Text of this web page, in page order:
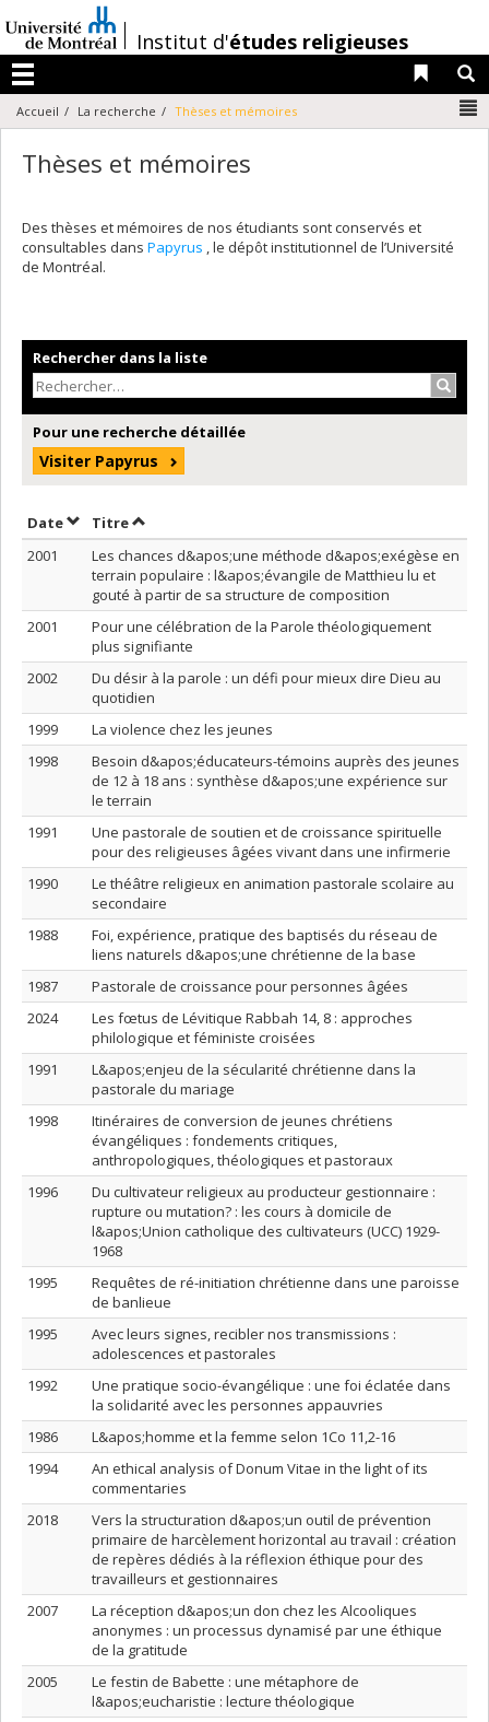
au
contenu
/Institut d'études religieuses
Menu
Liens
Accueil La recherche Thèses et mémoires
Thèses et mémoires
Des thèses et mémoires de nos étudiants sont conservés et
consultables dans Papyrus , le dépôt institutionnel de l’Université
de Montréal.
Rechercher dans la liste
Pour une recherche détaillée
Visiter Papyrus
DateTrier par date en ordre croissant
TitreTrier par titre en ordre croissant
2001
Les chances d&apos;une méthode d&apos;exégèse en
terrain populaire : l&apos;évangile de Matthieu lu et
gouté à partir de sa structure de composition
2001
Pour une célébration de la Parole théologiquement
plus signifiante
2002
Du désir à la parole : un défi pour mieux dire Dieu au
quotidien
1999
La violence chez les jeunes
1998
Besoin d&apos;éducateurs-témoins auprès des jeunes
de 12 à 18 ans : synthèse d&apos;une expérience sur
le terrain
1991
Une pastorale de soutien et de croissance spirituelle
pour des religieuses âgées vivant dans une infirmerie
1990
Le théâtre religieux en animation pastorale scolaire au
secondaire
1988
Foi, expérience, pratique des baptisés du réseau de
liens naturels d&apos;une chrétienne de la base
1987
Pastorale de croissance pour personnes âgées
2024
Les fœtus de Lévitique Rabbah 14, 8 : approches
philologique et féministe croisées
1991
L&apos;enjeu de la sécularité chrétienne dans la
pastorale du mariage
1998
Itinéraires de conversion de jeunes chrétiens
évangéliques : fondements critiques,
anthropologiques, théologiques et pastoraux
1996
Du cultivateur religieux au producteur gestionnaire :
rupture ou mutation? : les cours à domicile de
l&apos;Union catholique des cultivateurs (UCC) 1929-
1968
1995
Requêtes de ré-initiation chrétienne dans une paroisse
de banlieue
1995
Avec leurs signes, recibler nos transmissions :
adolescences et pastorales
1992
Une pratique socio-évangélique : une foi éclatée dans
la solidarité avec les personnes appauvries
1986
L&apos;homme et la femme selon 1Co 11,2-16
1994
An ethical analysis of Donum Vitae in the light of its
commentaries
2018
Vers la structuration d&apos;un outil de prévention
primaire de harcèlement horizontal au travail : création
de repères dédiés à la réflexion éthique pour des
travailleurs et gestionnaires
2007
La réception d&apos;un don chez les Alcooliques
anonymes : un processus dynamisé par une éthique
de la gratitude
2005
Le festin de Babette : une métaphore de
l&apos;eucharistie : lecture théologique